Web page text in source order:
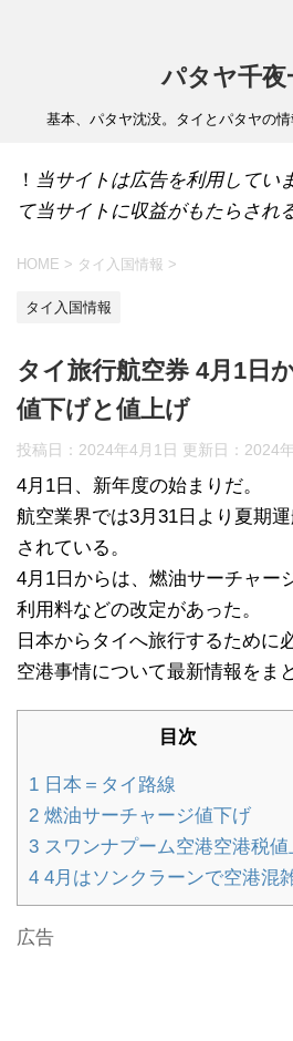
パタヤ千夜
基本、パタヤ沈没。タイとパタヤの情
！ 当サイトは広告を利用してい
て当サイトに収益がもたらされ
HOME > タイ入国情報 >
タイ入国情報
タイ旅行航空券 4月1日
値下げと値上げ
投稿日：2024年4月1日 更新日： 2024
4月1日、新年度の始まりだ。
航空業界では3月31日より夏期
されている。
4月1日からは、燃油サーチャー
利用料などの改定があった。
日本からタイへ旅行するために
空港事情について最新情報をま
目次
1 日本＝タイ路線
2 燃油サーチャージ値下げ
3 スワンナプーム空港空港税値
4 4月はソンクラーンで空港混
広告